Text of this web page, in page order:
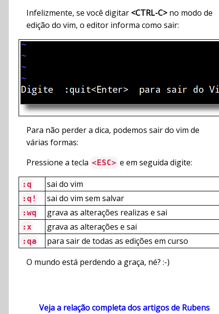
Infelizmente, se você digitar <CTRL-C>no modo de
edição do vim, o editor informa como sair:
Para não perder a dica, podemos sair do vim de
várias formas:
Pressione a tecla <ESC> e em seguida digite:
:q sai do vim
:q! sai do vim sem salvar
:wq grava as alterações realizas e sai
:x grava as alterações e sai
:qa
para sair de todas as edições em curso
O mundo está perdendo a graça, né? :-)
Veja a relação completa dos artigos de Rubens